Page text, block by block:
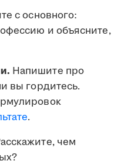
с основного:
и объясните,
Напишите про
вы гордитесь.
.
чем